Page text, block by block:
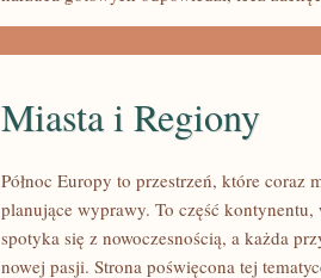
Miasta i Regiony
Północ Europy to przestrzeń, które coraz
planujące wyprawy. To część
spotyka się z nowoczesnością, a każda
nowej pasji. Strona poświęcona tej